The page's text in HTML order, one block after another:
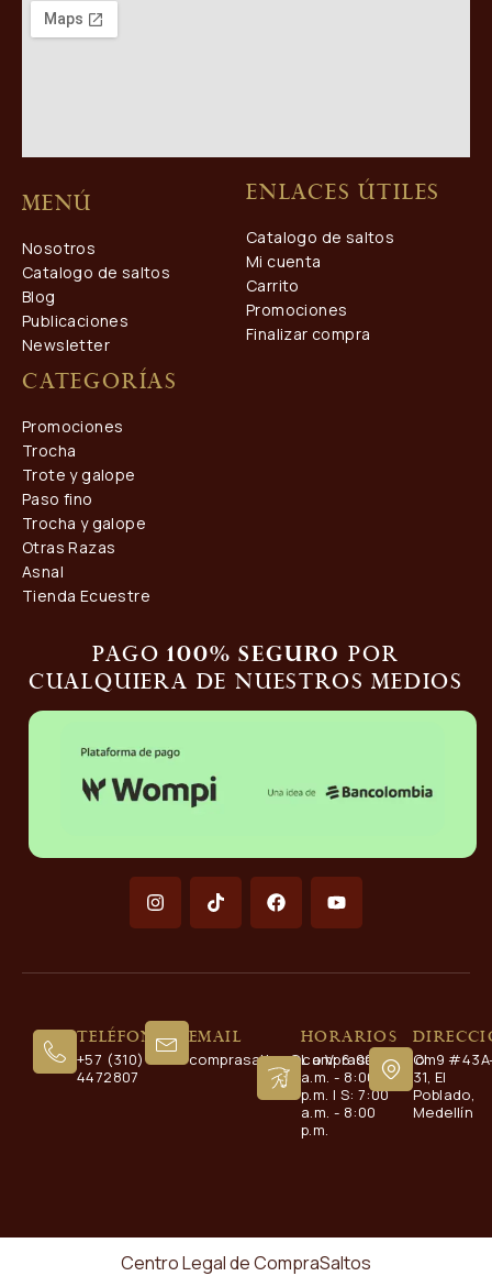
Menú
Nosotros
Catalogo de saltos
Blog
Publicaciones
Newsletter
Enlaces útiles
Catalogo de saltos
Mi cuenta
Carrito
Promociones
Finalizar compra
Categorías
Promociones
Trocha
Trote y galope
Paso fino
Trocha y galope
Otras Razas
Asnal
Tienda Ecuestre
Pago100% seguropor
cualquiera de nuestros medios
Teléfono
+57 (310)
4472807
Email
comprasaltos@comprasaltos.com
Horarios
L a V: 6:00
a.m. - 8:00
p.m. | S: 7:00
a.m. - 8:00
p.m.
Cl. 9
31, El
Poblado,
Medellín
Centro Legal de CompraSaltos